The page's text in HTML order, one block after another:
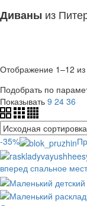
Диваны из
Отображение 1–12 из
Подобрать по
Показывать 9 24 36
-35%
вперед спальное